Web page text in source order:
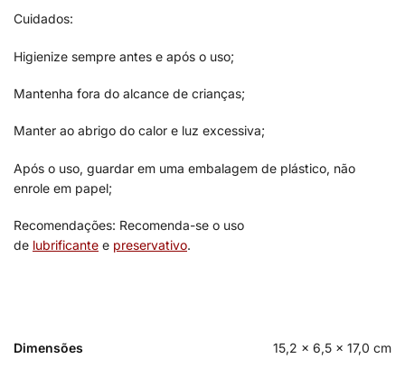
Cuidados:
Higienize sempre antes e após o uso;
Mantenha fora do alcance de crianças;
Manter ao abrigo do calor e luz excessiva;
Após o uso, guardar em uma embalagem de plástico, não
enrole em papel;
Recomendações: Recomenda-se o uso
de lubrificante e preservativo.
Dimensões 15,2 × 6,5 × 17,0 cm